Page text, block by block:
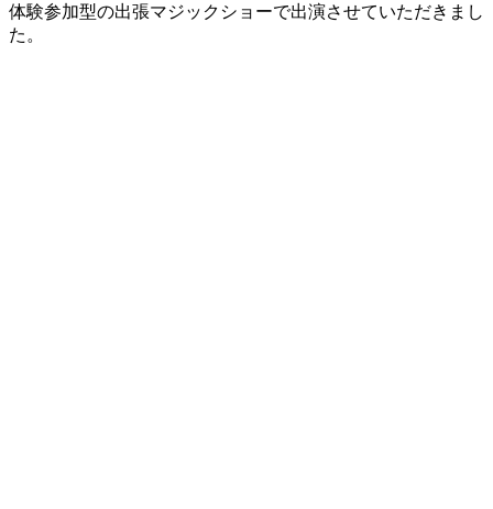
体験参加型の出張マジックショーで出演させていただきまし
た。